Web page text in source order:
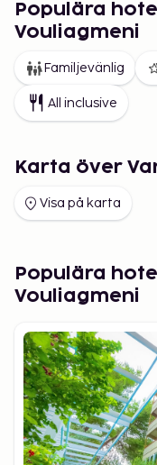
Populära
Vouliagmeni
Familjevänlig
All inclusive
Karta över
Visa på karta
Populära
Vouliagmeni